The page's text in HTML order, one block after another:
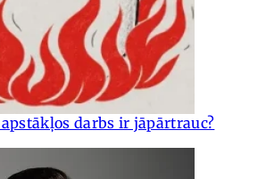
darbs ir jāpārtrauc?